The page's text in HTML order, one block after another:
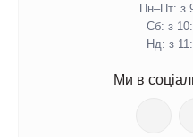
Фоторамки з можливістю
Оберіть свою ідеальну
Пн–Пт: з
Сб: з
Нд: з
Ми в